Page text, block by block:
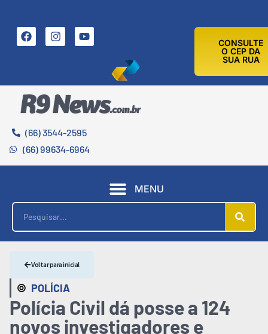
CONSULTE
O CEP DA
SUA RUA
(66) 3544-2595
(66) 99634-6964
MENU
POLÍCIA
Voltar para inicial
Polícia Civil dá posse a 124
novos investigadores e